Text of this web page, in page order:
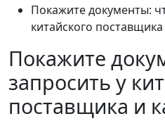
Покажите документы:
китайского
Покажите
запросить у
поставщика и